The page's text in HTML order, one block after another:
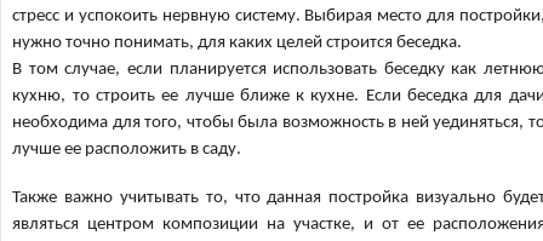
стресс и успокоить нервную систему. Выбирая место для
нужно точно понимать, для каких целей строится беседка.
В том случае, если планируется использовать беседку как
кухню, то строить ее лучше ближе к кухне. Если беседка для
необходима для того, чтобы была возможность в ней уединяться,
лучше ее расположить в саду.
Также важно учитывать то, что данная постройка визуально
являться центром композиции на участке, и от ее